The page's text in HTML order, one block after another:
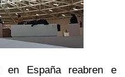
en España reabren e